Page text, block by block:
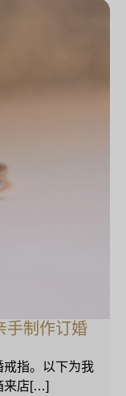
手制作订婚
指。以下为我
来店[…]